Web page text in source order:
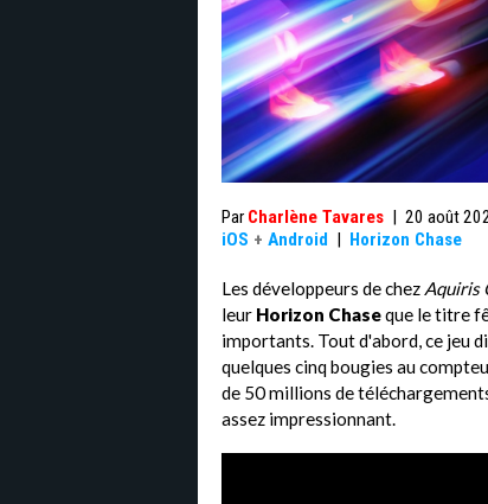
Par Charlène Tavares | 20 août
iOS + Android | Horizon Chase
Les développeurs de chez Aquiris
leur Horizon Chaseque le titre
importants. Tout d'abord, ce jeu
quelques cinq bougies au
de 50 millions de
assez impressionnant.